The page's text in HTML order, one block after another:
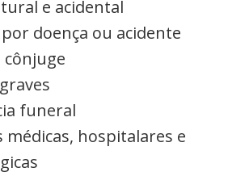
e acidental
doença ou acidente
funeral
médicas, hospitalares e